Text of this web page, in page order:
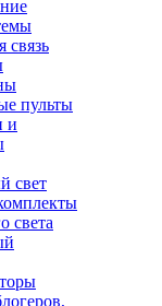
связь
пульты
и
свет
света